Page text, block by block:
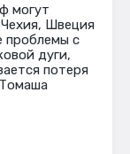
могут
Швеция
проблемы с
дуги,
потеря